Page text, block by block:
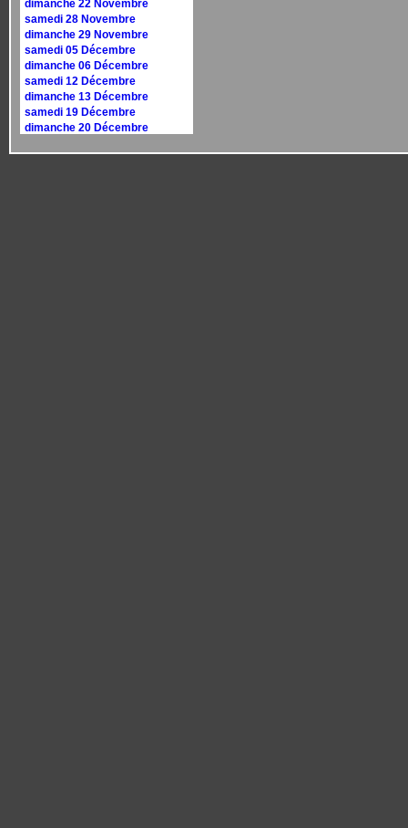
dimanche 22 Novembre
samedi 28 Novembre
dimanche 29 Novembre
samedi 05 Décembre
dimanche 06 Décembre
samedi 12 Décembre
dimanche 13 Décembre
samedi 19 Décembre
dimanche 20 Décembre